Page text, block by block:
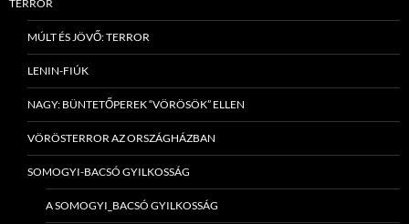
TERROR
MÚLT ÉS JÖVŐ: TERROR
LENIN-FIÚK
NAGY: BÜNTETŐPEREK “VÖRÖSÖK” ELLEN
VÖRÖSTERROR AZ ORSZÁGHÁZBAN
SOMOGYI-BACSÓ GYILKOSSÁG
A SOMOGYI_BACSÓ GYILKOSSÁG